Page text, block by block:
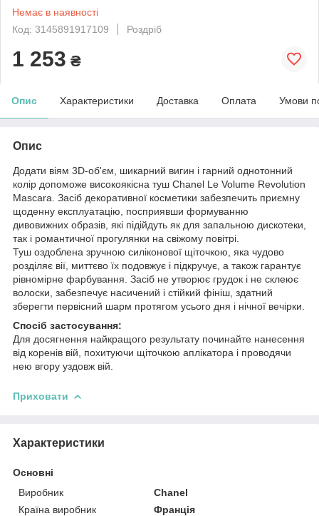
Немає в наявності
Код: 3145891917109
Роздріб
1 253 ₴
Опис Характеристики Доставка Оплата Умови
Опис
Додати віям 3D-об'єм, шикарний вигин і гарний однотонний
колір допоможе високоякісна туш Chanel Le Volume Revolution
Mascara. Засіб декоративної косметики забезпечить приємну
щоденну експлуатацію, посприявши формуванню
дивовижних образів, які підійдуть як для запальною дискотеки,
так і романтичної прогулянки на свіжому повітрі.
Туш оздоблена зручною силіконової щіточкою, яка чудово
розділяє вії, миттєво їх подовжує і підкручує, а також гарантує
рівномірне фарбування. Засіб не утворює грудок і не склеює
волоски, забезпечує насичений і стійкий фініш, здатний
зберегти первісний шарм протягом усього дня і нічної вечірки.
Спосіб застосування:
Для досягнення найкращого результату починайте нанесення
від коренів вій, похитуючи щіточкою аплікатора і проводячи
нею вгору уздовж вій.
Приховати
Характеристики
Основні
Виробник
Chanel
Країна виробник
Франція